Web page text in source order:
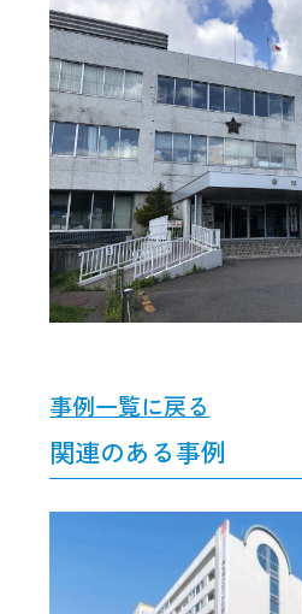
事例一覧に戻る
関連のある事例